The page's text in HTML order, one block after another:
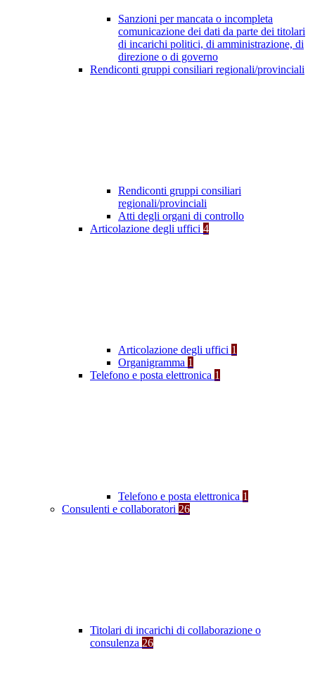
Sanzioni per mancata o incompleta
comunicazione dei dati da parte dei titolari
di incarichi politici, di amministrazione, di
direzione o di governo
Rendiconti gruppi consiliari regionali/provinciali
Rendiconti gruppi consiliari
regionali/provinciali
Atti degli organi di controllo
Articolazione degli uffici 4
Articolazione degli uffici 1
Organigramma 1
Telefono e posta elettronica 1
Telefono e posta elettronica 1
Consulenti e collaboratori 26
Titolari di incarichi di collaborazione o
consulenza 26